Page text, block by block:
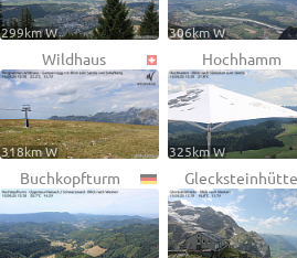
299km W 306km W
Wildhaus
318km W
Hochhamm
325km W
Buchkopfturm Glecksteinhütte